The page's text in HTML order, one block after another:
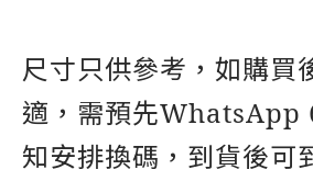
尺寸只供參考，如購買
適，需預先WhatsApp
知安排換碼，到貨後可